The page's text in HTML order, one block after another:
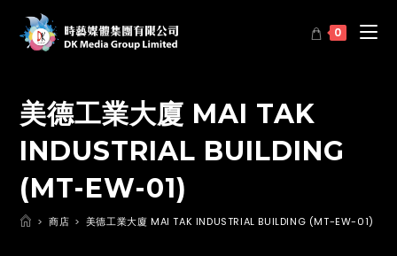
0
美德工業大廈 MAI TAK
INDUSTRIAL BUILDING
(MT-EW-01)
> 商店 > 美德工業大廈 MAI TAK INDUSTRIAL BUILDING (MT-EW-01)